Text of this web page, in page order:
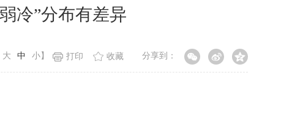
冷”分布有差异
分享到：
大 中 小 】 收藏
打印